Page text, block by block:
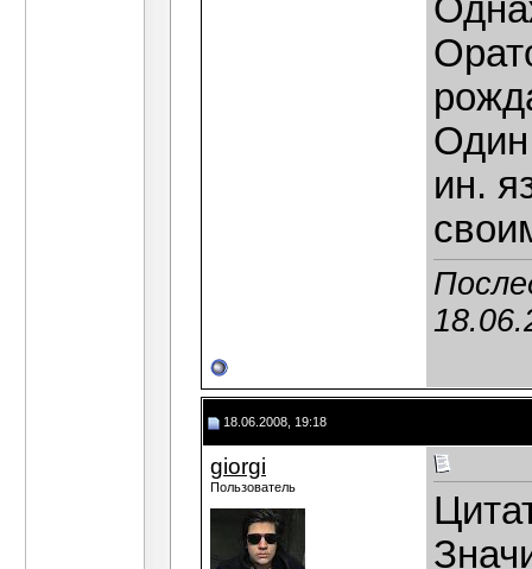
Один
ин.
18.06.2008, 19:18
giorgi
Пользователь